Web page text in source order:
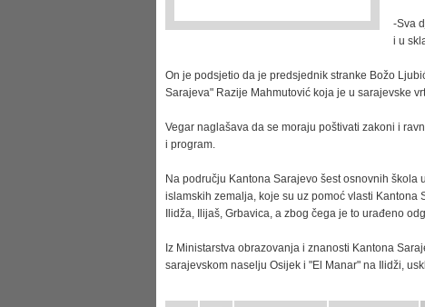
-Sva
i u
On je podsjetio da je predsjednik stranke Božo
Sarajeva" Razije Mahmutović koja je u sarajevske
Vegar naglašava da se moraju poštivati zakoni i
i program.
Na području Kantona Sarajevo šest osnovnih
islamskih zemalja, koje su uz pomoć vlasti
Ilidža, Ilijaš, Grbavica, a zbog čega je to urađeno
Iz Ministarstva obrazovanja i znanosti Kantona
sarajevskom naselju Osijek i "El Manar" na Ilidži,